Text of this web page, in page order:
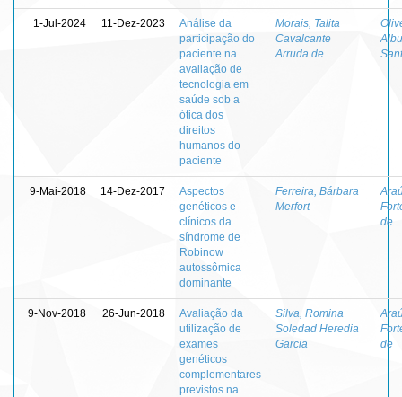
1-Jul-2024 11-Dez-2023
Análise da
participação do
paciente na
avaliação de
tecnologia em
saúde sob a
ótica dos
direitos
humanos do
paciente
Morais, Talita
Cavalcante
Arruda de
9-Mai-2018 14-Dez-2017
Aspectos
genéticos e
clínicos da
síndrome de
Robinow
autossômica
dominante
Ferreira, Bárbara
Merfort
de
9-Nov-2018 26-Jun-2018
Avaliação da
utilização de
exames
genéticos
complementares
previstos na
Silva, Romina
Soledad Heredia
Garcia
de